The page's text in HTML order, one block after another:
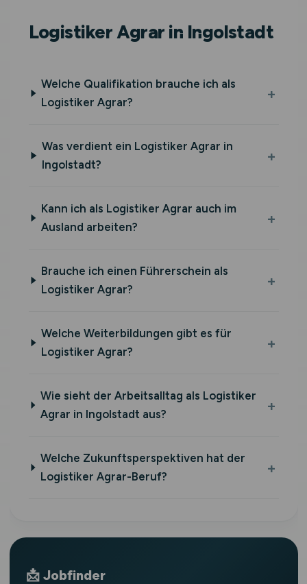
Logistiker Agrar in Ingolstadt
Welche Qualifikation brauche ich als
Logistiker Agrar?
Was verdient ein Logistiker Agrar in
Ingolstadt?
Kann ich als Logistiker Agrar auch im
Ausland arbeiten?
Brauche ich einen Führerschein als
Logistiker Agrar?
Welche Weiterbildungen gibt es für
Logistiker Agrar?
Wie sieht der Arbeitsalltag als Logistiker
Agrar in Ingolstadt aus?
Welche Zukunftsperspektiven hat der
Logistiker Agrar-Beruf?
📩 Jobfinder